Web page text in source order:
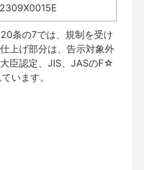
条の7では、規制を受け
上げ部分は、告示対象外
臣認定、JIS、JASのF☆
います。